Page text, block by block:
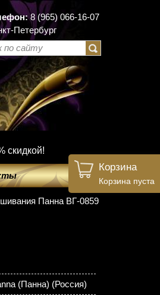
8 (965) 066-16-07
Петербург
скидкой!
Корзина
Корзина пуста
Панна ВГ-0859
(Панна) (Россия)